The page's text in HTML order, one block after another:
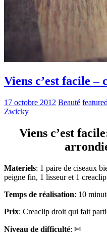
Viens c’est facile –
17 octobre 2012 Beauté featured
Zwicky
Viens c’est
Materiels: 1 paire de ciseaux
peigne fin, 1 lisseur et 1 creaclip
Temps de réalisation: 10
Prix: Creaclip droit qui fait
Niveau de difficulté: ✄